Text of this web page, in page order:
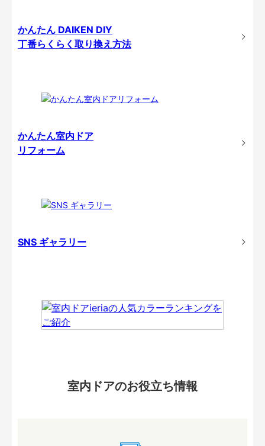
かんたん DAIKEN DIY
丁番らくらく取り換え方法
かんたん室内ドア
リフォーム
SNS ギャラリー
室内ドアのお役立ち情報